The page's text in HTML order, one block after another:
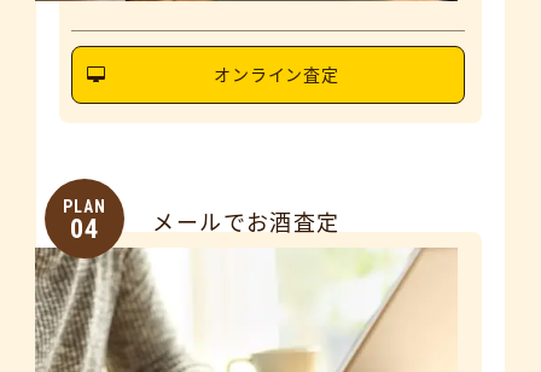
オンライン査定
PLAN
04 メールでお酒査定